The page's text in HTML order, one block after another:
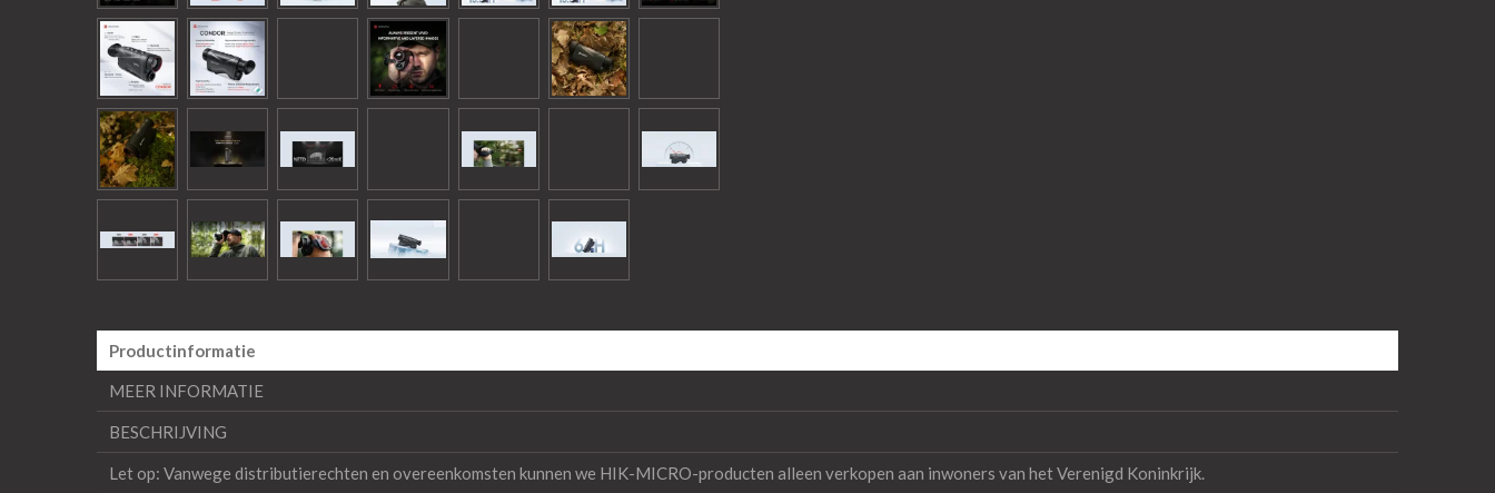
Productinformatie
MEER INFORMATIE
BESCHRIJVING
Let op: Vanwege distributierechten en overeenkomsten kunnen we HIK-MICRO-producten alleen verkopen aan inwoners van het Verenigd Koninkrijk.